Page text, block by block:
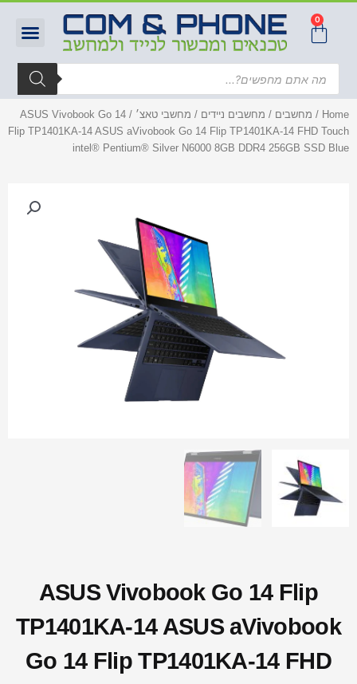
0
Home
/ מחשבים / מחשבים ניידים / מחשבי טאצ׳
/ ASUS Vivobook Go 14
Flip TP1401KA-14 ASUS aVivobook Go 14 Flip TP1401KA-14 FHD Touch
intel® Pentium® Silver N6000 8GB DDR4 256GB SSD Blue
ASUS Vivobook Go 14 Flip
TP1401KA-14 ASUS aVivobook
Go 14 Flip TP1401KA-14 FHD